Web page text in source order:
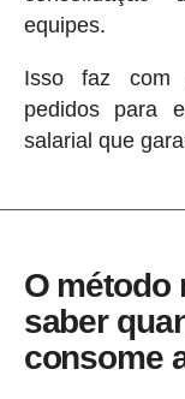
equipes.
Isso faz com
pedidos para
salarial que
O método
saber
consome